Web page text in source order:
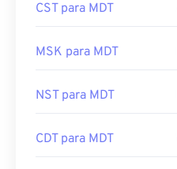
CST para MDT
MSK para MDT
NST para MDT
CDT para MDT